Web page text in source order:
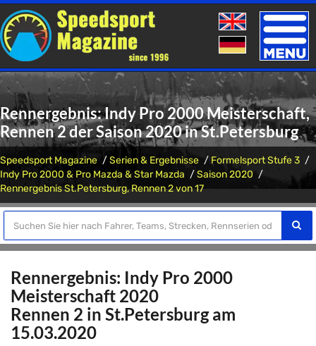
Toggle
Rennergebnis: Indy Pro 2000 Meisterschaft,
Rennen 2 der Saison 2020 in St.Petersburg
Speedsport Magazine Serien & Ergebnisse
Formelsport Stufe 3
Indy Pro 2000 & Pro Mazda & Star Mazda
Saison 2020
Rennergebnis St.Petersburg, Rennen 2 von 17
Rennergebnis: Indy Pro 2000
Meisterschaft 2020
Rennen 2 in St.Petersburg am
15.03.2020